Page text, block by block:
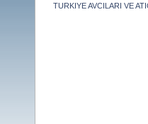
TURKIYE AVCILARI VE